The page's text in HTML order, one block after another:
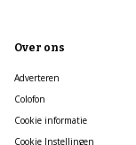
Over ons
Adverteren
Colofon
Cookie informatie
Cookie Instellingen